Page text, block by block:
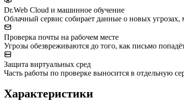
Dr.Web Cloud и машинное обучение
Облачный сервис собирает данные о новых
Проверка почты на рабочем месте
Угрозы обезвреживаются до того, как письмо
Защита виртуальных сред
Часть работы по проверке выносится в отдельную
Характеристики